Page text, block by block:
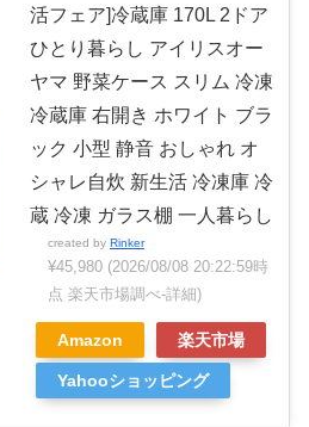
活フェア]冷蔵庫 170L 2ドア
ひとり暮らし アイリスオー
ヤマ 野菜ケース スリム 冷凍
冷蔵庫 右開き ホワイト ブラ
ック 小型 静音 おしゃれ オ
シャレ自炊 新生活 冷凍庫 冷
蔵 冷凍 ガラス棚 一人暮らし
created by Rinker
¥45,980 (2026/08/08 20:22:59時
点 楽天市場調べ-詳細)
Amazon 楽天市場
Yahooショッピング